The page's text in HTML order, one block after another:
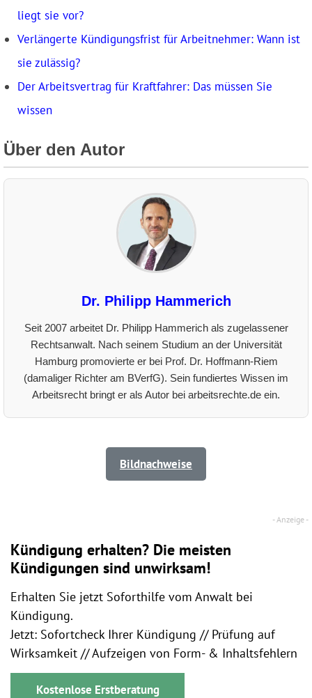
liegt sie vor?
Verlängerte Kündigungsfrist für Arbeitnehmer: Wann ist
sie zulässig?
Der Arbeitsvertrag für Kraftfahrer: Das müssen Sie
wissen
Über den Autor
Dr. Philipp Hammerich
Seit 2007 arbeitet Dr. Philipp Hammerich als zugelassener
Rechtsanwalt. Nach seinem Studium an der Universität
Hamburg promovierte er bei Prof. Dr. Hoffmann-Riem
(damaliger Richter am BVerfG). Sein fundiertes Wissen im
Arbeitsrecht bringt er als Autor bei arbeitsrechte.de ein.
Bildnachweise
Kündigung erhalten? Die meisten
Kündigungen sind unwirksam!
Erhalten Sie jetzt Soforthilfe vom Anwalt bei
Kündigung.
Jetzt: Sofortcheck Ihrer Kündigung // Prüfung auf
Wirksamkeit // Aufzeigen von Form- & Inhaltsfehlern
Kostenlose Erstberatung